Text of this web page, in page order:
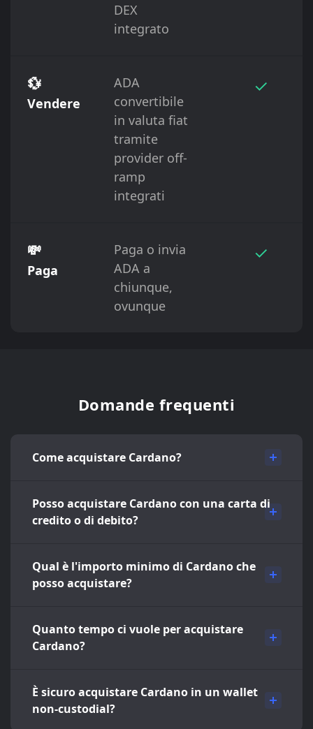
DEX
integrato
💱
Vendere
ADA
convertibile
in valuta fiat
tramite
provider off-
ramp
integrati
✓
💸
Paga
Paga o invia
ADA a
chiunque,
ovunque
✓
Domande frequenti
Come acquistare Cardano?
Posso acquistare Cardano con una carta di
credito o di debito?
Qual è l'importo minimo di Cardano che
posso acquistare?
Quanto tempo ci vuole per acquistare
Cardano?
È sicuro acquistare Cardano in un wallet
non-custodial?